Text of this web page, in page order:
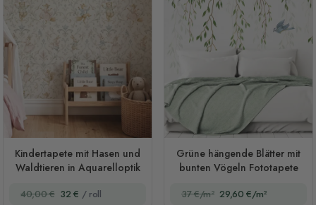
Kindertapete mit Hasen und
Waldtieren in Aquarelloptik
40,00 € 32 € / roll
Grüne hängende Blätter mit
bunten Vögeln Fototapete
37 €/m² 29,60 €/m²